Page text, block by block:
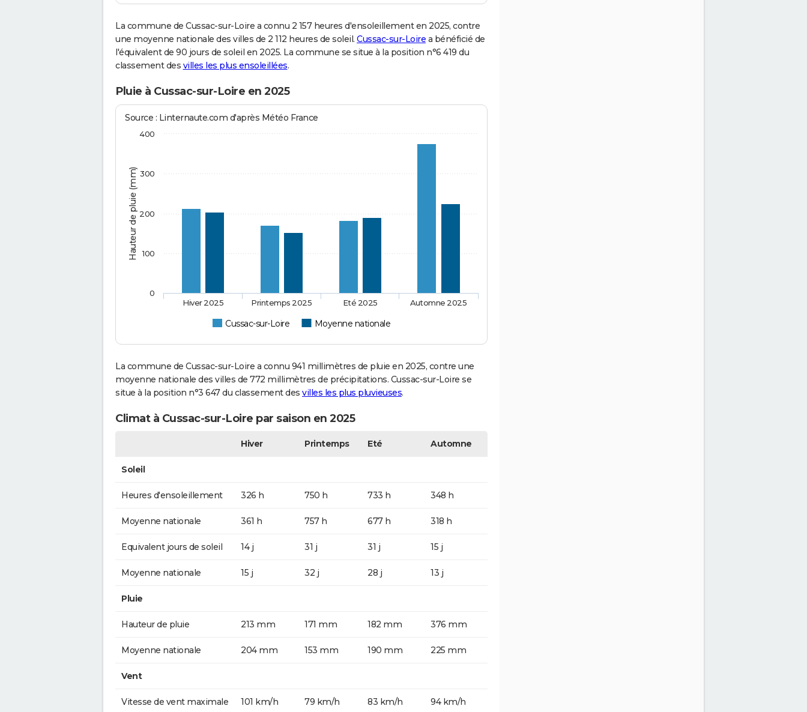
La commune de Cussac-sur-Loire a connu 2 157 heures d'ensoleillement en 2025, contre
une moyenne nationale des villes de 2 112 heures de soleil. Cussac-sur-Loire a bénéficié de
l'équivalent de 90 jours de soleil en 2025. La commune se situe à la position n°6 419 du
classement des villes les plus ensoleillées.
Pluie à Cussac-sur-Loire en 2025
Hauteur de pluie (mm)
Source : Linternaute.com d'après Météo France
Cussac-sur-Loire Moyenne nationale
Hiver 2025 Printemps 2025 Eté 2025 Automne 2025
0
100
200
300
400
La commune de Cussac-sur-Loire a connu 941 millimètres de pluie en 2025, contre une
moyenne nationale des villes de 772 millimètres de précipitations. Cussac-sur-Loire se
situe à la position n°3 647 du classement des villes les plus pluvieuses.
Climat à Cussac-sur-Loire par saison en 2025
Hiver Printemps Eté Automne
Soleil
Heures d'ensoleillement 326 h 750 h 733 h 348 h
Moyenne nationale 361 h 757 h 677 h 318 h
Equivalent jours de soleil 14 j 31 j 31 j 15 j
Moyenne nationale 15 j 32 j 28 j 13 j
Pluie
Hauteur de pluie 213 mm 171 mm 182 mm 376 mm
Moyenne nationale 204 mm 153 mm 190 mm 225 mm
Vent
Vitesse de vent maximale 101 km/h 79 km/h 83 km/h 94 km/h